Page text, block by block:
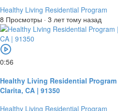
Healthy Living Residential Program
8 Просмотры · 3 лет тому назад
0:56
Healthy Living Residential
Clarita, CA | 91350
Healthy Living Residential Program